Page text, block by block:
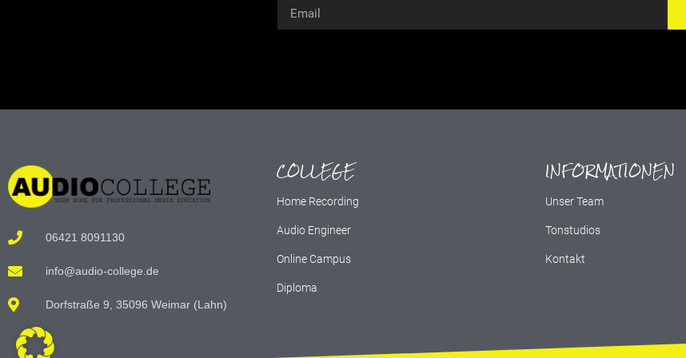
06421 8091130
info@audio-college.de
Dorfstraße 9, 35096 Weimar (Lahn)
COLLEGE
Home Recording
Audio Engineer
Online Campus
Diploma
INFORMATIONEN
Unser Team
Tonstudios
Kontakt